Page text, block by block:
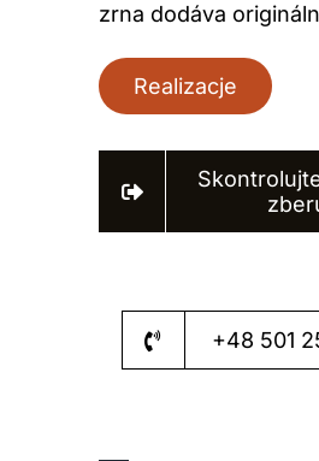
zrna dodáva
Realizacje
+48 501